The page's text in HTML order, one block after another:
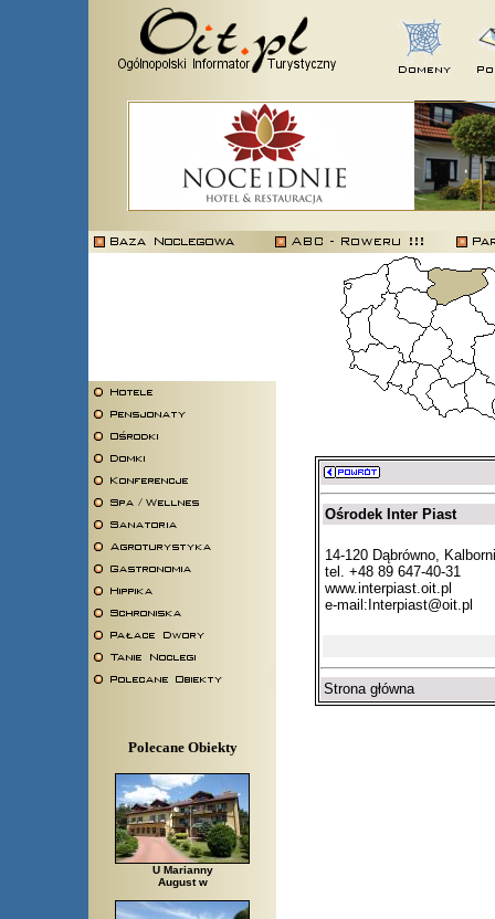
Polecane Obiekty
U Marianny
August w
Ośrodek Inter Piast
14-120 Dąbrówno,
tel. +48 89 647-40-31
www.interpiast.oit.pl
e-mail:Interpiast@oit.pl
Strona główna